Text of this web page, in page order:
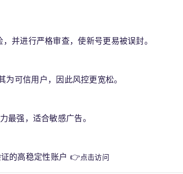
并进行严格审查，使新号更易被误封。
可信用户，因此风控更宽松。
最强，适合敏感广告。
的高稳定性账户 👉点击访问